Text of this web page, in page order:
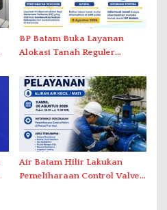
BP Batam Buka Layanan
Alokasi Tanah Reguler
Air Batam Hilir Lakukan
Pemeliharaan Control Valve,